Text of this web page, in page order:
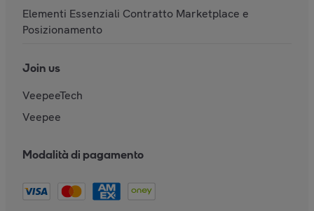
Elementi Essenziali Contratto Marketplace e
Posizionamento
Join us
VeepeeTech
Veepee
Modalità di pagamento